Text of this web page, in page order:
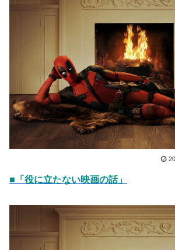
■「役に立たない映画の話」